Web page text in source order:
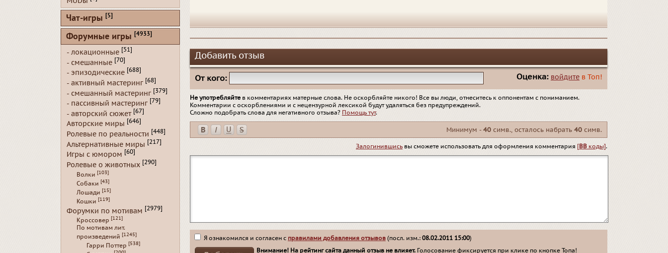
Добавить отзыв
От кого: Оценка: войдите в Топ!
Не употребляйте в комментариях матерные слова. Не оскорбляйте никого! Все вы люди, отнеситесь к оппонентам с пониманием.
Комментарии с оскорблениями и с нецензурной лексикой будут удаляться без предупреждений.
Сложно подобрать слова для негативного отзыва? Помощь тут.
Минимум -40 симв., осталось набрать 40 симв.
Залогинившись вы сможете использовать для оформления комментария [BB коды].
Я ознакомился и согласен с правилами добавления отзывов (посл. изм.: 08.02.2011 15:00)
Внимание! На рейтинг сайта данный отзыв не влияет. Голосование фиксируется при клике по кнопке Топа!
Чат-игры [5]
Форумные игры [4933]
- локационные [51]
- смешанные [70]
- эпизодические [688]
- активный мастеринг [68]
- смешанный мастеринг [379]
- пассивный мастеринг [79]
- авторский сюжет [67]
Авторские миры [646]
Ролевые по реальности [448]
Альтернативные миры [217]
Игры с юмором [60]
Ролевые о животных [290]
Волки [103]
Собаки [43]
Лошади [15]
Кошки [119]
Форумки по мотивам [2979]
Кроссовер [121]
По мотивам лит.
произведений [1245]
Гарри Поттер [538]